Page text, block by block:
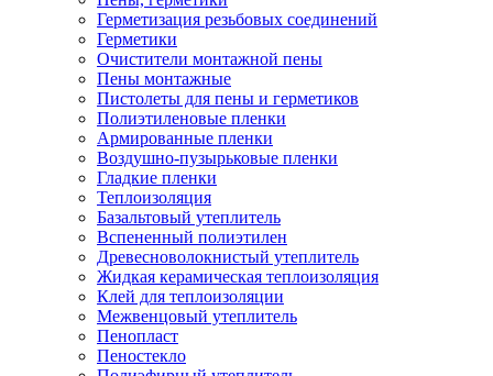
Герметизация резьбовых соединений
Герметики
Очистители монтажной пены
Пены монтажные
Пистолеты для пены и герметиков
Полиэтиленовые пленки
Армированные пленки
Воздушно-пузырьковые пленки
Гладкие пленки
Теплоизоляция
Базальтовый утеплитель
Вспененный полиэтилен
Древесноволокнистый утеплитель
Жидкая керамическая теплоизоляция
Клей для теплоизоляции
Межвенцовый утеплитель
Пенопласт
Пеностекло